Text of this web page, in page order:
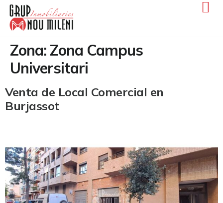
Zona: Zona Campus
Universitari
Venta de Local Comercial en
Burjassot